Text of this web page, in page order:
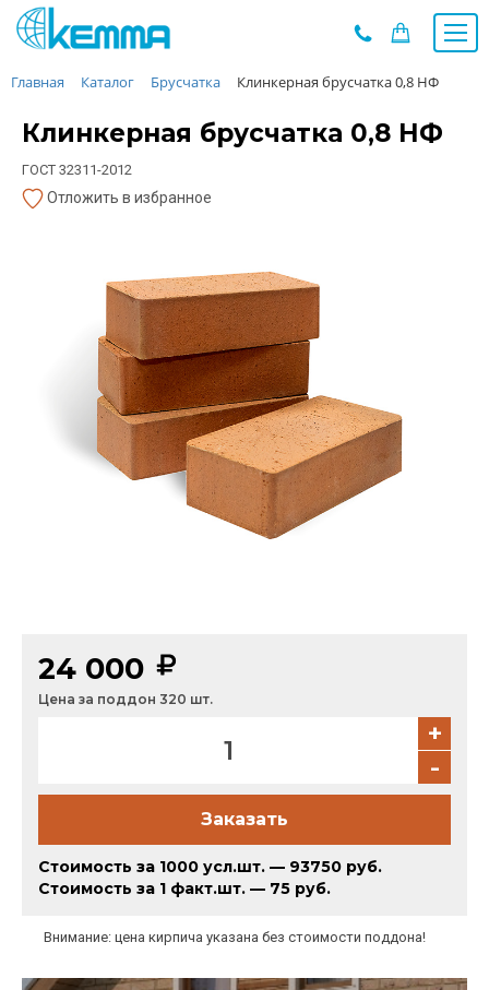
Каталог
О заводе
Новости
Контакты
Наши проекты
Недвижимость
Мероприятия при НМУ
Предложения к зачёту
Сертификаты
Главная Каталог Брусчатка Клинкерная брусчатка 0,8 НФ
Клинкерная брусчатка 0,8 НФ
ГОСТ 32311-2012
Отложить в избранное
24 000
Цена за поддон 320 шт.
+
-
Заказать
Стоимость за 1000 усл.шт. — 93750 руб.
Стоимость за 1 факт.шт. — 75 руб.
Внимание: цена кирпича указана без стоимости поддона!